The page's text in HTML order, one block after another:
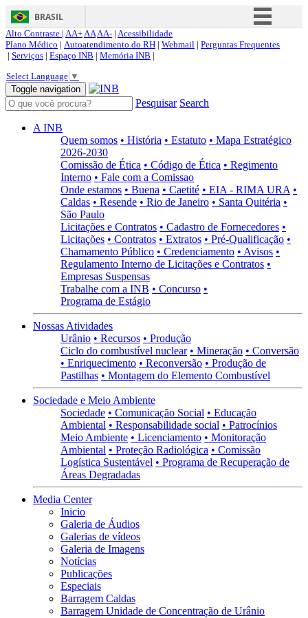
BRASIL
Simplifique!
Acesso à informação
Canais
Alto Contraste | AA+AAAA- | Acessibilidade
Plano Médico | Autoatendimento do RH | Webmail | Perguntas Frequentes
| Serviços | Espaço INB | Memória INB |
Select Language ▼
Toggle navigation
Pesquisar Search
A INB
Quem somos • História • Estatuto • Mapa Estratégico
2026-2030
Comissão de Ética • Código de Ética • Regimento
Interno • Fale com a Comissao
Onde estamos • Buena • Caetité • EIA - RIMA URA •
Caldas • Resende • Rio de Janeiro • Santa Quitéria •
São Paulo
Licitações e Contratos • Cadastro de Fornecedores •
Licitações • Contratos • Extratos • Pré-Qualificação •
Chamamento Público • Credenciamento • Avisos •
Regulamento Interno de Licitações e Contratos •
Empresas Suspensas
Trabalhe com a INB • Concurso •
Programa de Estágio
Nossas Atividades
Urânio • Recursos • Produção
Ciclo do combustível nuclear • Mineração • Conversão
• Enriquecimento • Reconversão • Produção de
Pastilhas • Montagem do Elemento Combustível
Sociedade e Meio Ambiente
Sociedade • Comunicação Social • Educação
Ambiental • Responsabilidade social • Patrocínios
Meio Ambiente • Licenciamento • Monitoração
Ambiental • Proteção Radiológica • Comissão
Logística Sustentável • Programa de Recuperação de
Áreas Degradadas
Media Center
Inicio
Galeria de Áudios
Galerias de vídeos
Galeria de Imagens
Notícias
Publicações
Especiais
Barragem Caldas
Barragem Unidade de Concentração de Urânio